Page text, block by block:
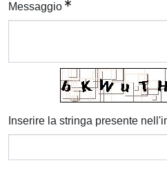
Messaggio
Inserire la stringa presente